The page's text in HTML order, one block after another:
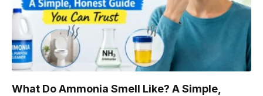
What Do Ammonia Smell Like? A Simple,